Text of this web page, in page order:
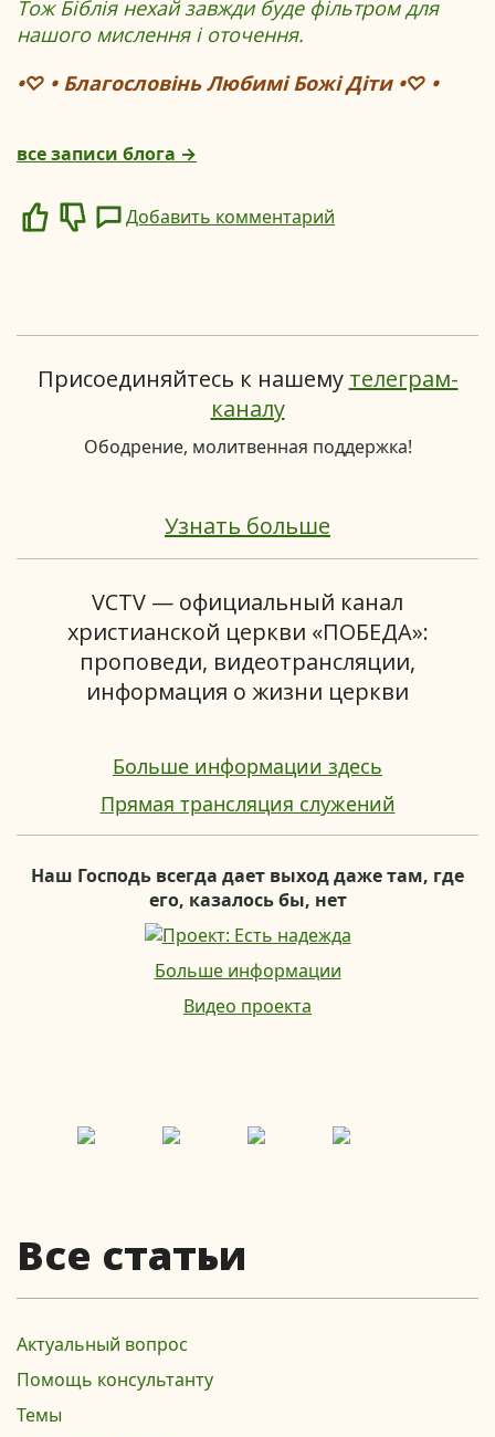
Тож Біблія нехай завжди буде фільтром для
нашого мислення і оточення.
•♡ • Благословінь Любимі Божі Діти •♡ •
все записи блога →
LikeDislike
Добавить комментарий
Все статьи
Актуальный вопрос
Помощь консультанту
Темы
Присоединяйтесь к нашему телеграм-
каналу
Ободрение, молитвенная поддержка!
Узнать больше
VCTV — официальный канал
христианской церкви «ПОБЕДА»:
проповеди, видеотрансляции,
информация о жизни церкви
Больше информации здесь
Прямая трансляция служений
Наш Господь всегда дает выход даже там, где
его, казалось бы, нет
Больше информации
Видео проекта